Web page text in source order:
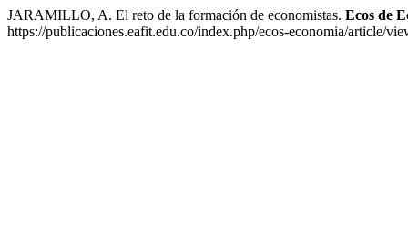
JARAMILLO, A. El reto de la formación de economistas. Ecos de
https://publicaciones.eafit.edu.co/index.php/ecos-economia/article/